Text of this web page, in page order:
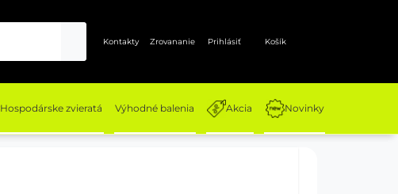
Kontakty Zrovananie Prihlásiť Košík
Hospodárske zvieratá Výhodné balenia Akcia Novinky